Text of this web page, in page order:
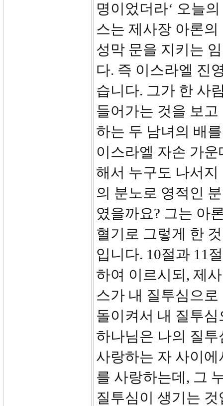
명이었더라‘ 오늘
스는 제사장 아론
성막 문을 지키는
다. 즉 이스라엘 진
습니다. 그가 한 사
들어가는 것을 보
하는 두 남녀의 배
이스라엘 자손 가
해서 누구도 나서
의 분노로 영적인
였을까요? 그는 아
혈기로 그렇게 한
입니다. 10절과 11
하여 이르시되, 제
스가 내 질투심으
돌이켜서 내 질투
하나님은 나의 질
사랑하는 자 사이
를 사랑하는데, 그
질투심이 생기는